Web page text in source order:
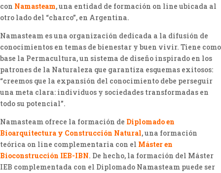
con Namasteam, una entidad de formación on line ubicada al
otro lado del “charco”, en Argentina.
Namasteam es una organización dedicada a la difusión de
conocimientos en temas de bienestar y buen vivir. Tiene como
base la Permacultura, un sistema de diseño inspirado en los
patrones de la Naturaleza que garantiza esquemas exitosos:
“creemos que la expansión del conocimiento debe perseguir
una meta clara: individuos y sociedades transformadas en
todo su potencial”.
Namasteam ofrece la formación de Diplomado en
Bioarquitectura y Construcción Natural, una formación
teórica on line complementaria con el Máster en
Bioconstrucción IEB-IBN. De hecho, la formación del Máster
IEB complementada con el Diplomado Namasteam puede ser